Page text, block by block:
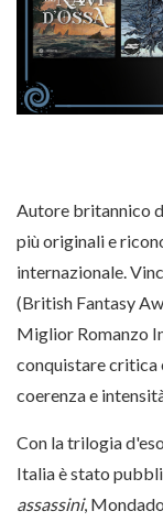
Autore britannico
più originali e
internazionale.
(British Fantasy
Miglior Romanzo
conquistare critica
coerenza e
Con la trilogia
Italia è stato
assassini,